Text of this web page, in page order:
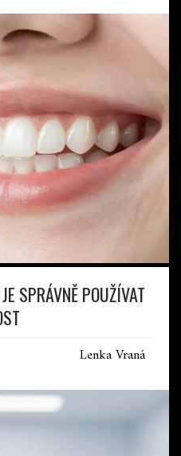
SPRÁVNĚ POUŽÍVAT
Lenka Vraná